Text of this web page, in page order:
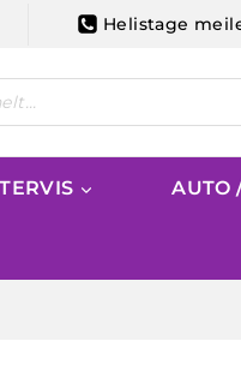
Helistage
AUTO